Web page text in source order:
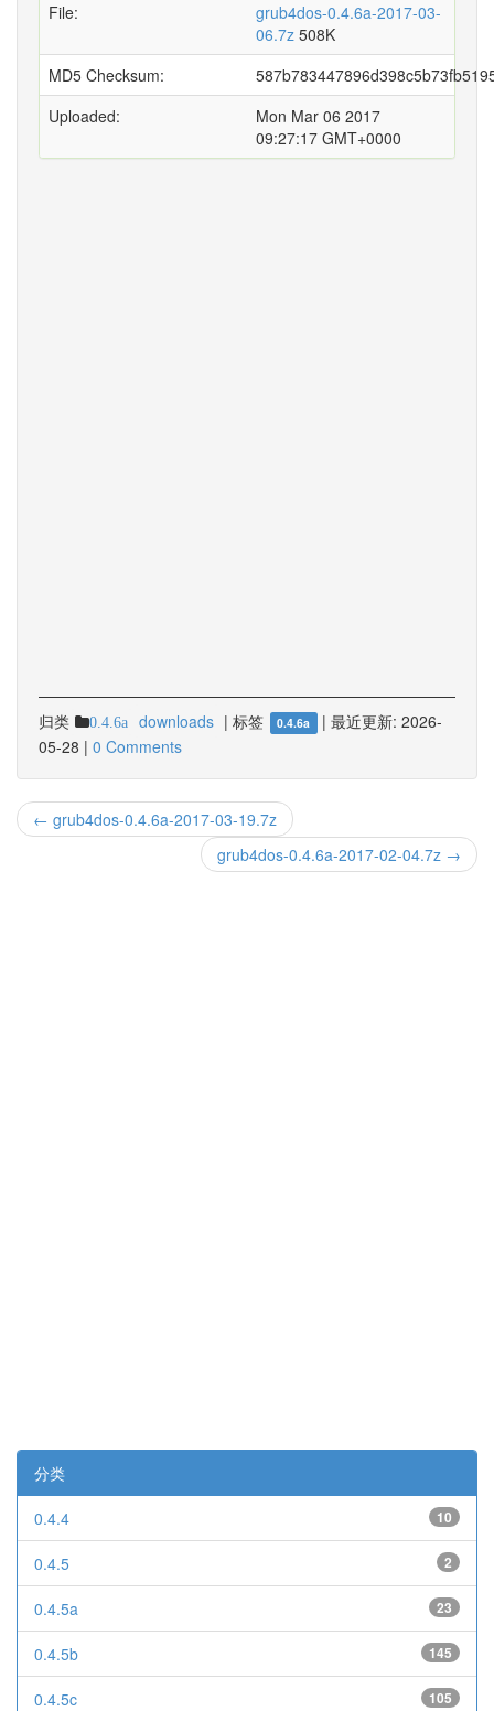
File:
grub4dos-0.4.6a-2017-03-
06.7z 508K
MD5 Checksum:
Uploaded:
Mon Mar 06 2017
09:27:17 GMT+0000
归类 0.4.6a downloads | 标签 0.4.6a | 最近更新: 2026-
05-28 | 0 Comments
← grub4dos-0.4.6a-2017-03-19.7z
grub4dos-0.4.6a-2017-02-04.7z →
分类
10
0.4.4
2
0.4.5
23
0.4.5a
145
0.4.5b
105
0.4.5c